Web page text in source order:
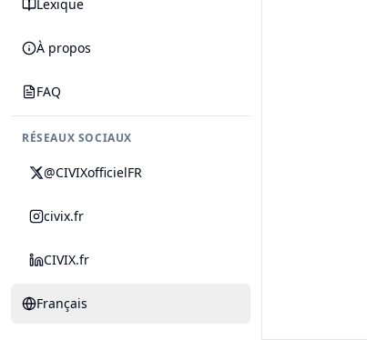
Lexique
À propos
FAQ
RÉSEAUX SOCIAUX
@CIVIXofficielFR
civix.fr
CIVIX.fr
Français